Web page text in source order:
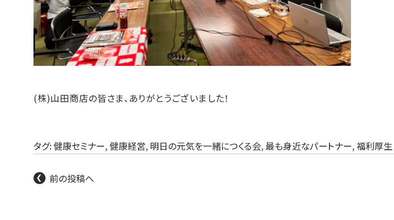
(株)山田商店の皆さま、ありがとうございました！
タグ:健康セミナー,健康経営, 明日の元気を一緒につくる会,最も身近なパートナー, 福利厚生
前の投稿へ